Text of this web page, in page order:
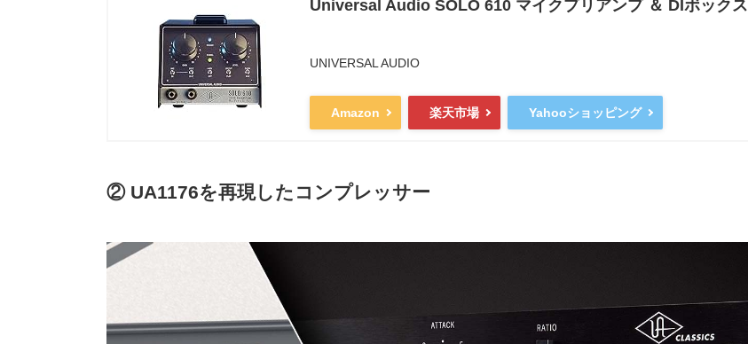
Universal Audio SOLO 610 マイクプリアンプ ＆ DIボックス
UNIVERSAL AUDIO
Amazon 楽天市場 Yahooショッピング
② UA1176を再現したコンプレッサー